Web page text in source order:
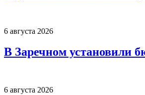
6 августа 2026
В Заречном установили
6 августа 2026